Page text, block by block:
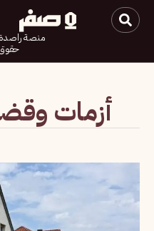
منصة راصدة
أزمات